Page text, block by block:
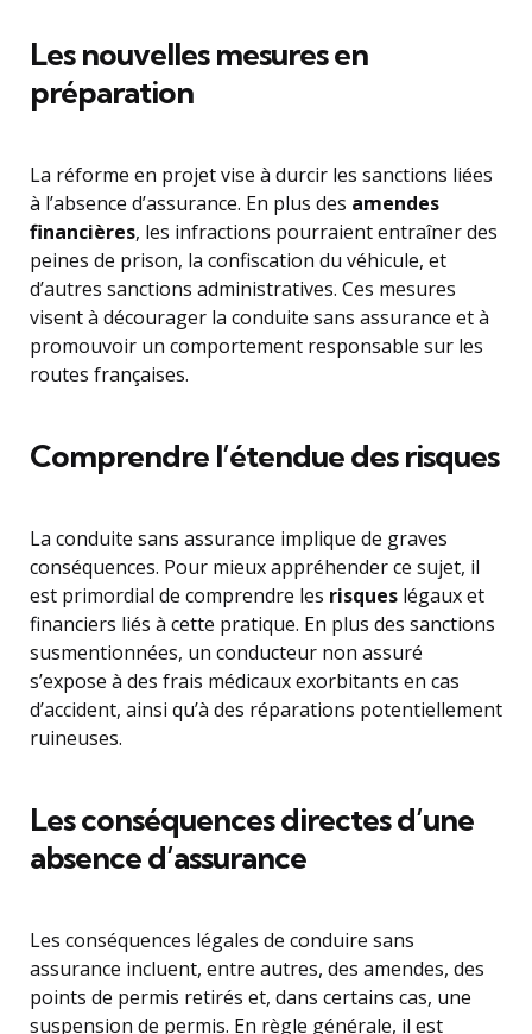
Les nouvelles mesures en
préparation
La réforme en projet vise à durcir les sanctions liées
à l’absence d’assurance. En plus des amendes
financières, les infractions pourraient entraîner des
peines de prison, la confiscation du véhicule, et
d’autres sanctions administratives. Ces mesures
visent à décourager la conduite sans assurance et à
promouvoir un comportement responsable sur les
routes françaises.
Comprendre l’étendue des risques
La conduite sans assurance implique de graves
conséquences. Pour mieux appréhender ce sujet, il
est primordial de comprendre les risques légaux et
financiers liés à cette pratique. En plus des sanctions
susmentionnées, un conducteur non assuré
s’expose à des frais médicaux exorbitants en cas
d’accident, ainsi qu’à des réparations potentiellement
ruineuses.
Les conséquences directes d’une
absence d’assurance
Les conséquences légales de conduire sans
assurance incluent, entre autres, des amendes, des
points de permis retirés et, dans certains cas, une
suspension de permis. En règle générale, il est